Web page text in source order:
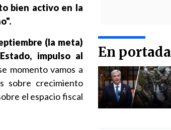
En portada
bien activo en la
(la meta)
impulso al
momento vamos a
sobre crecimiento
el espacio fiscal